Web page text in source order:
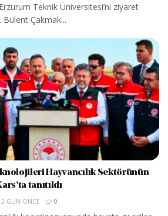
Teknik Üniversitesi’ni ziyaret
Çakmak...
Hayvancılık Sektörünün
tanıtıldı
2 GÜN ÖNCE 0